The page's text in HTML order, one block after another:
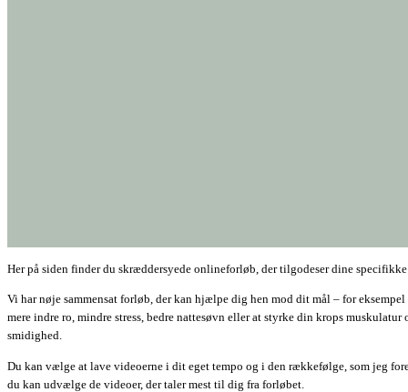
Her på siden finder du skræddersyede onlineforløb, der tilgodeser dine
Vi har nøje sammensat forløb, der kan hjælpe dig hen mod dit mål – for eksempel
mere indre ro, mindre stress, bedre nattesøvn eller at styrke din krops muskulatur
smidighed.
Du kan vælge at lave videoerne i dit eget tempo og i den rækkefølge, som jeg
du kan udvælge de videoer, der taler mest til dig fra forløbet.